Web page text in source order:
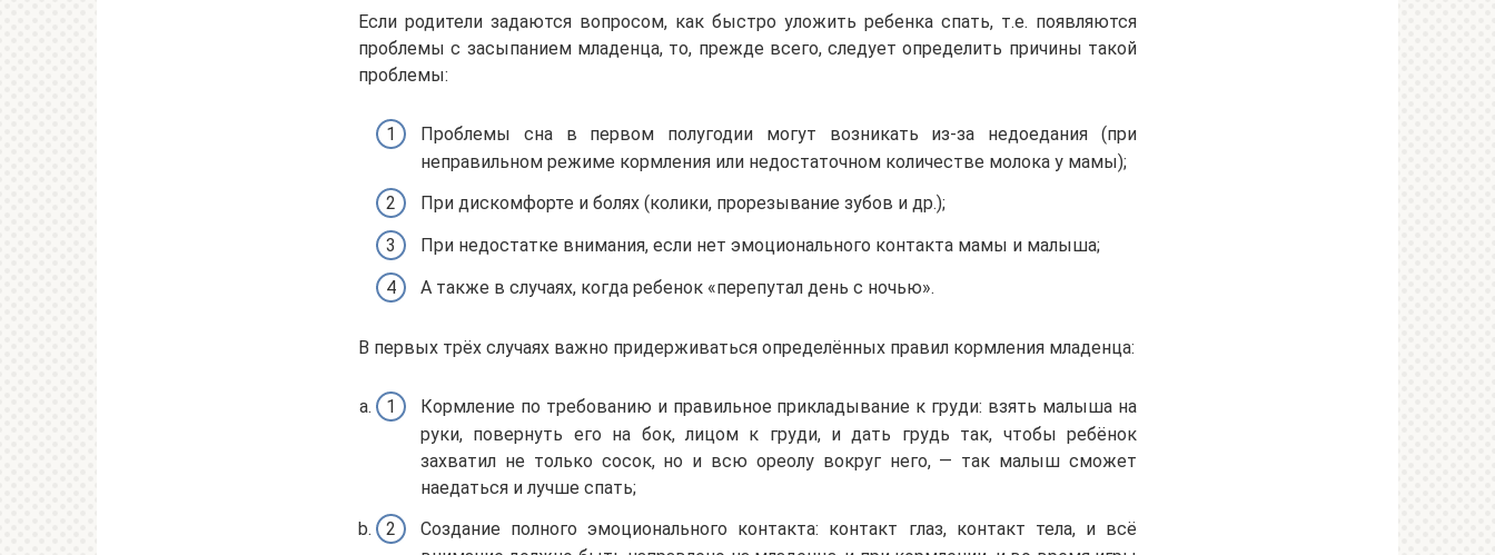
Если родители задаются вопросом, как быстро уложить ребенка спать, т.е. появляются
проблемы с засыпанием младенца, то, прежде всего, следует определить причины такой
проблемы:
Проблемы сна в первом полугодии могут возникать из-за недоедания (при
неправильном режиме кормления или недостаточном количестве молока у мамы);
При дискомфорте и болях (колики, прорезывание зубов и др.);
При недостатке внимания, если нет эмоционального контакта мамы и малыша;
А также в случаях, когда ребенок «перепутал день с ночью».
В первых трёх случаях важно придерживаться определённых правил кормления младенца:
Кормление по требованию и правильное прикладывание к груди: взять малыша на
руки, повернуть его на бок, лицом к груди, и дать грудь так, чтобы ребёнок
захватил не только сосок, но и всю ореолу вокруг него, — так малыш сможет
наедаться и лучше спать;
Создание полного эмоционального контакта: контакт глаз, контакт тела, и всё